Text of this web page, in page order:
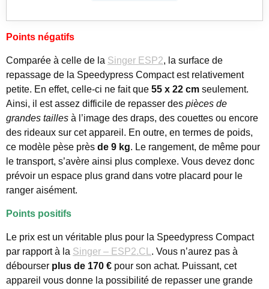
Points négatifs
Comparée à celle de la Singer ESP2, la surface de
repassage de la Speedypress Compact est relativement
petite. En effet, celle-ci ne fait que 55 x 22 cm seulement.
Ainsi, il est assez difficile de repasser des pièces de
grandes tailles à l’image des draps, des couettes ou encore
des rideaux sur cet appareil. En outre, en termes de poids,
ce modèle pèse près de 9 kg. Le rangement, de même pour
le transport, s’avère ainsi plus complexe. Vous devez donc
prévoir un espace plus grand dans votre placard pour le
ranger aisément.
Points positifs
Le prix est un véritable plus pour la Speedypress Compact
par rapport à la Singer – ESP2.CL . Vous n’aurez pas à
débourser plus de 170 € pour son achat. Puissant, cet
appareil vous donne la possibilité de repasser une grande